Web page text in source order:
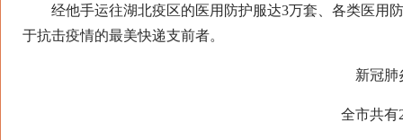
经他手运往湖北疫区的医用防护服达3万套、各类医用防
于抗击疫情的最美快递支前者。
新冠肺
全市共有